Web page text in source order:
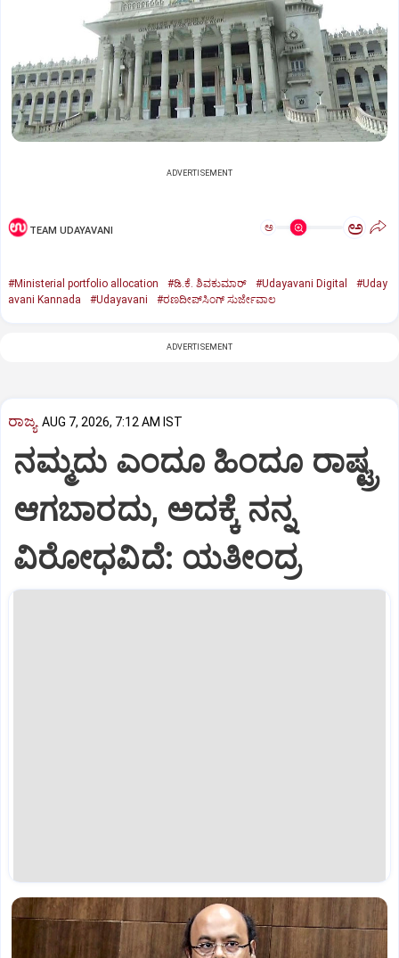
ADVERTISEMENT
TEAM UDAYAVANI ಅ ಅ
#Ministerial portfolio allocation #ಡಿ.ಕೆ. ಶಿವಕುಮಾರ್‌ #Udayavani Digital
#Uday
avani Kannada
#Udayavani #ರಣದೀಪ್‌ಸಿಂಗ್‌ ಸುರ್ಜೇವಾಲ
ADVERTISEMENT
ರಾಜ್ಯ AUG 7, 2026, 7:12 AM IST
ನಮ್ಮದು ಎಂದೂ ಹಿಂದೂ ರಾಷ್ಟ್ರ
ಆಗಬಾರದು, ಅದಕ್ಕೆ ನನ್ನ
ವಿರೋಧವಿದೆ: ಯತೀಂದ್ರ